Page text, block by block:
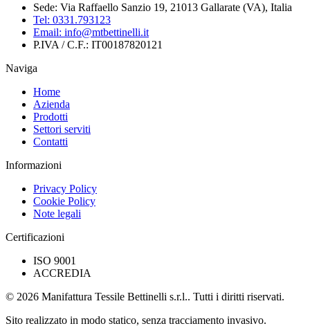
Sede: Via Raffaello Sanzio 19, 21013 Gallarate (VA), Italia
Tel: 0331.793123
Email: info@mtbettinelli.it
P.IVA / C.F.: IT00187820121
Naviga
Home
Azienda
Prodotti
Settori serviti
Contatti
Informazioni
Privacy Policy
Cookie Policy
Note legali
Certificazioni
ISO 9001
ACCREDIA
© 2026 Manifattura Tessile Bettinelli s.r.l.. Tutti i diritti riservati.
Sito realizzato in modo statico, senza tracciamento invasivo.